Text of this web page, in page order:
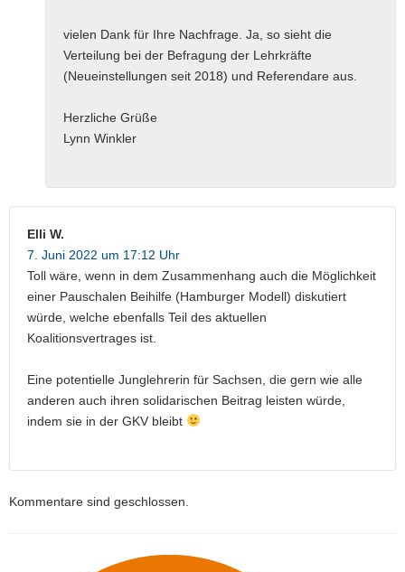
vielen Dank für Ihre Nachfrage. Ja, so sieht die
Verteilung bei der Befragung der Lehrkräfte
(Neueinstellungen seit 2018) und Referendare aus.
Herzliche Grüße
Lynn Winkler
Elli W.
7. Juni 2022 um 17:12 Uhr
Toll wäre, wenn in dem Zusammenhang auch die Möglichkeit
einer Pauschalen Beihilfe (Hamburger Modell) diskutiert
würde, welche ebenfalls Teil des aktuellen
Koalitionsvertrages ist.
Eine potentielle Junglehrerin für Sachsen, die gern wie alle
anderen auch ihren solidarischen Beitrag leisten würde,
indem sie in der GKV bleibt
Kommentare sind geschlossen.